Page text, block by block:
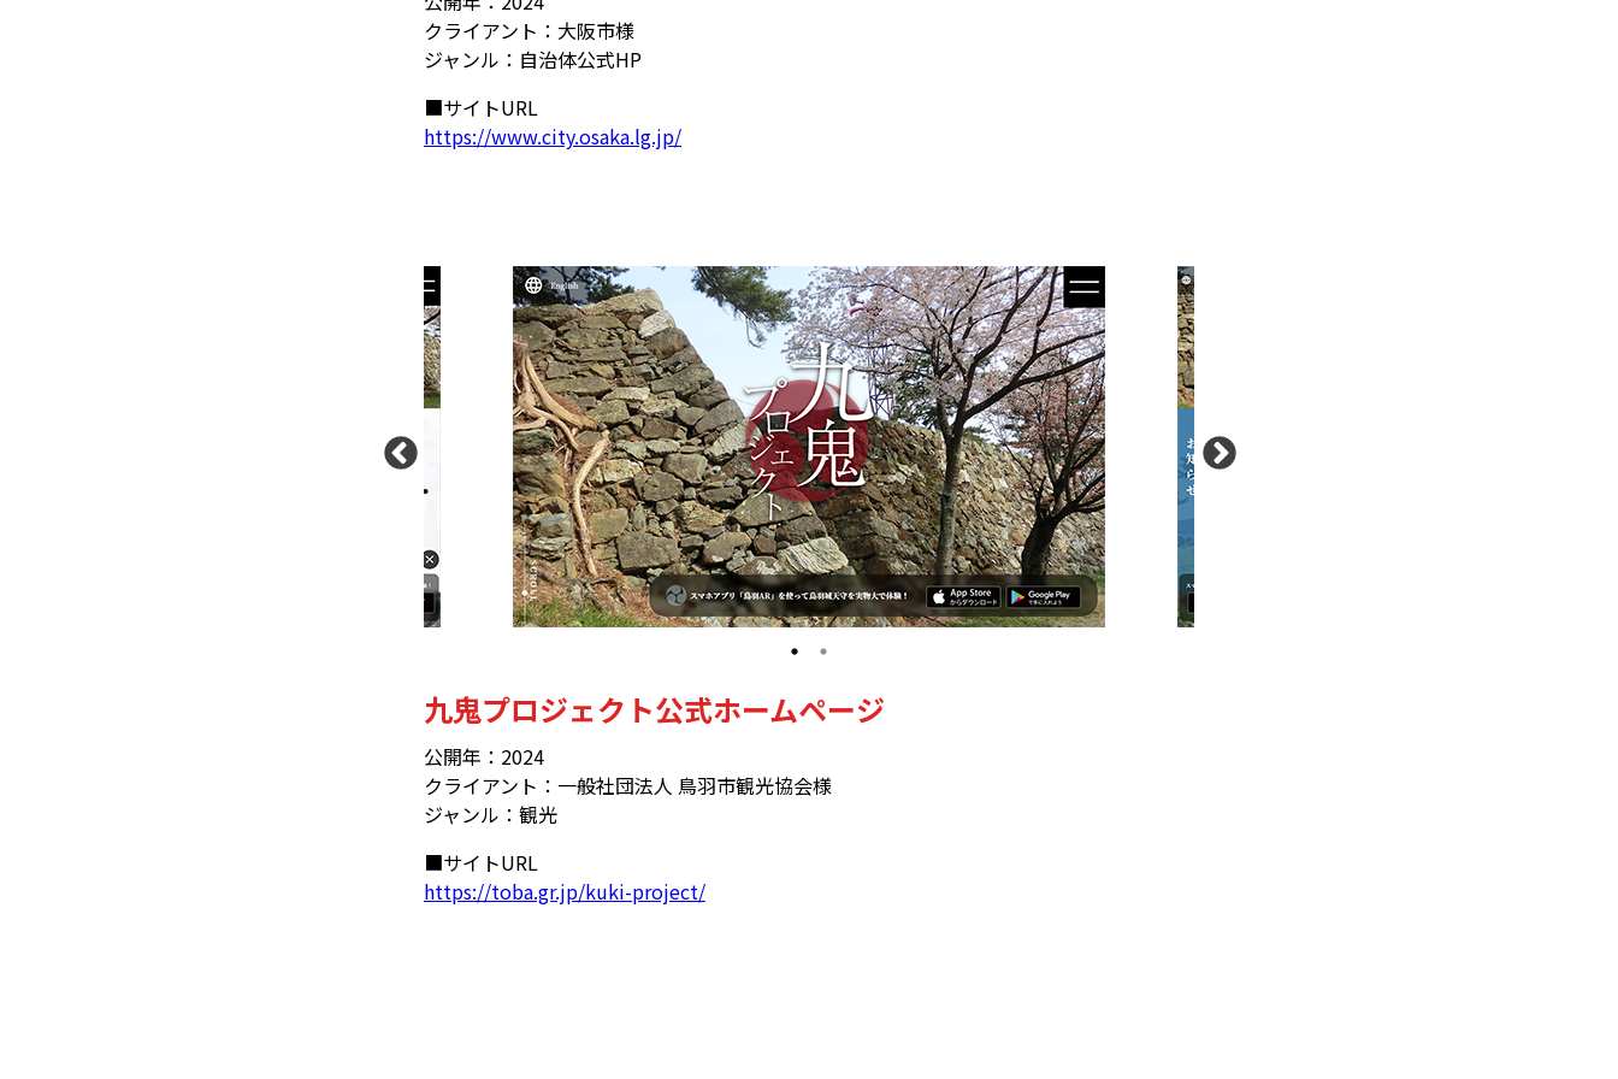
クライアント：大阪市様
ジャンル：自治体公式HP
■サイトURL
https://www.city.osaka.lg.jp/
九鬼プロジェクト公式ホームページ
公開年：2024
クライアント：一般社団法人 鳥羽市観光協会様
ジャンル：観光
■サイトURL
https://toba.gr.jp/kuki-project/